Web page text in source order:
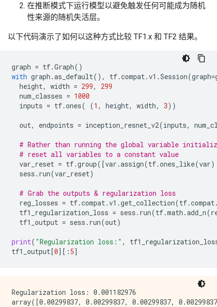
在推断模式下运行模型以避免触发任何可能成为随机
性来源的随机失活层。
以下代码演示了如何以这种方式比较 TF1.x 和 TF2 结果。
graph = tf.Graph()
with graph .as_default(), tf.compat.v1 .Session(graph=
height, width = 299,
299
num_classes = 1000
inputs = tf.ones( (1 , height, width, 3))
out, endpoints = inception_resnet_v2(inputs,
# Rather than running the global variable
# reset all variables to a constant value
var_reset = tf.group([var .assign(tf.ones_like(var)
sess . run(var_reset)
# Grab the outputs & regularization loss
reg_losses = tf.compat.v1 .get_collection(tf.compat
tf1_regularization_loss = sess . run(tf.math .add_n(
tf1_output = sess . run(out)
print( "Regularization loss:" ,
tf1_output[0][: 5]
Regularization loss: 0.001182976
array([0.00299837, 0.00299837, 0.00299837,